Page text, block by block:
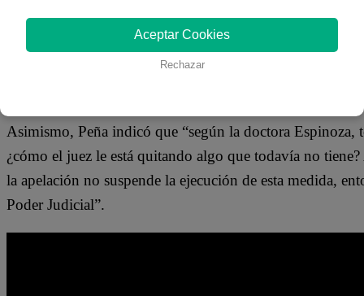
24 meses
“En mi casilla fiscal no me ha llegado ninguna
ningún juez pero como lo que hace la gente decente,
Asimismo, Peña indicó que “según la doctora
¿cómo el juez le está quitando algo que todavía no
la apelación no suspende la ejecución de esta medida,
Poder Judicial”.
Aceptar Cookies
Rechazar